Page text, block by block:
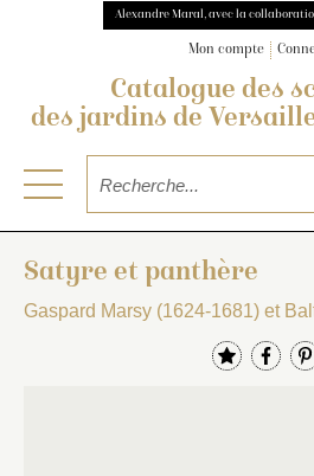
Alexandre Maral, avec la
Mon compte
Catalogue des
des jardins de
Satyre et panthère